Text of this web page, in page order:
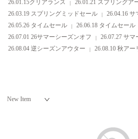
26.01.15クリアランス
26.01.21 スプリングア
26.03.19 スプリングミッドセール
26.04.16
26.05.26 タイムセール
26.06.18 タイムセール
26.07.01 26サマーシーズンオフ
26.07.27 サ
26.08.04 逆シーズンアウター
26.08.10 秋アー